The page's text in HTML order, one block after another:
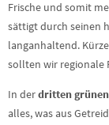
Frische und somit
sättigt durch seinen
langanhaltend.
sollten wir regionale
In derdritten
alles, was aus